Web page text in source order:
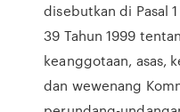
disebutkan di Pasal
39 Tahun 1999
keanggotaan, asas,
dan wewenang